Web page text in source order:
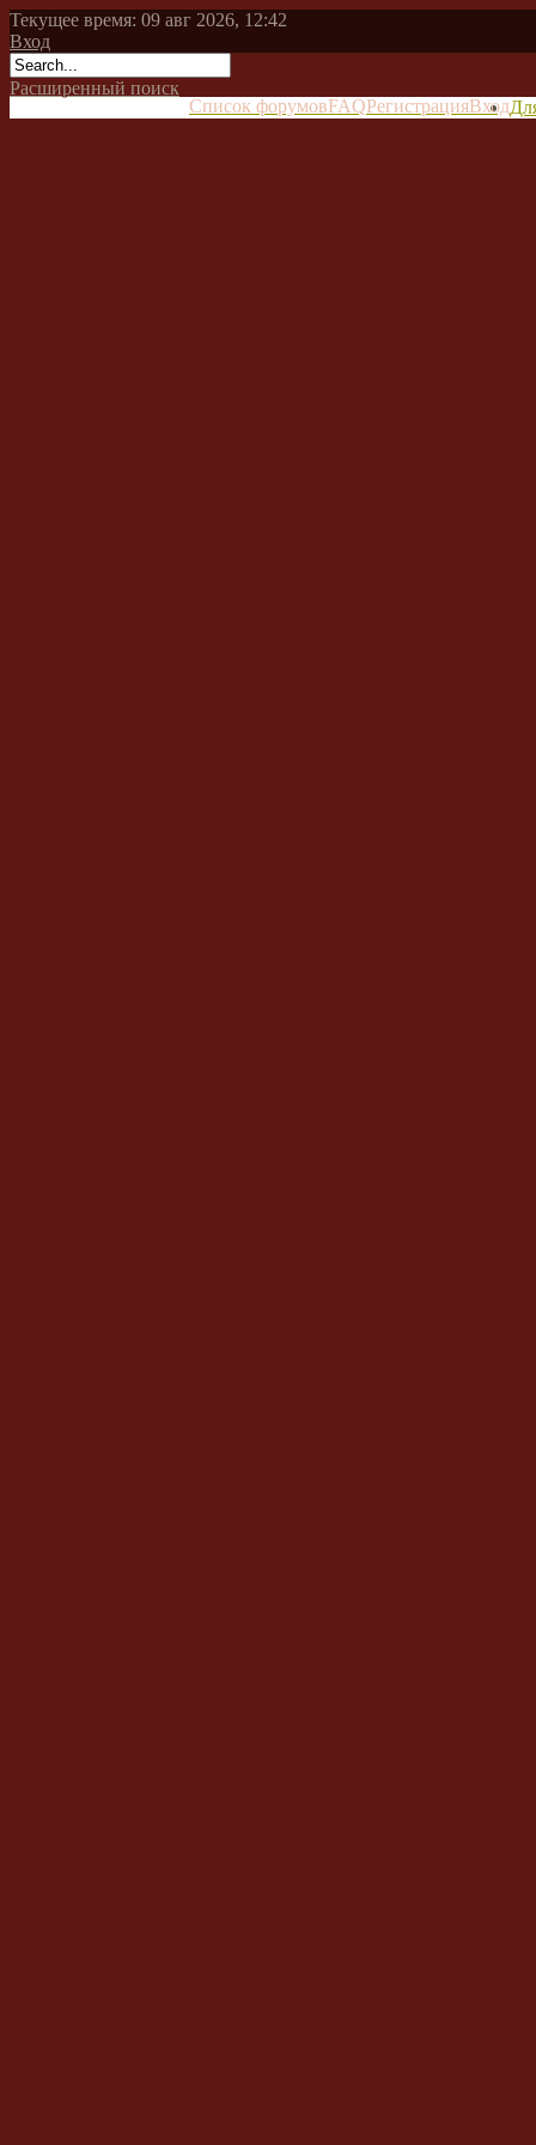
Текущее время: 09 авг 2026, 12:42
Вход
Расширенный поиск
Список форумовFAQРегистрацияВход